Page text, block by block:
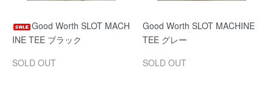
Good Worth SLOT MACH
INE TEE ブラック
SOLD OUT
Good Worth SLOT MACHINE
TEE グレー
SOLD OUT